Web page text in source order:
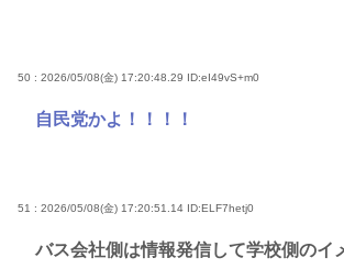
50 : 2026/05/08(金) 17:20:48.29 ID:eI49vS+m0
自民党かよ！！！！
51 : 2026/05/08(金) 17:20:51.14 ID:ELF7hetj0
バス会社側は情報発信して学校側のイ